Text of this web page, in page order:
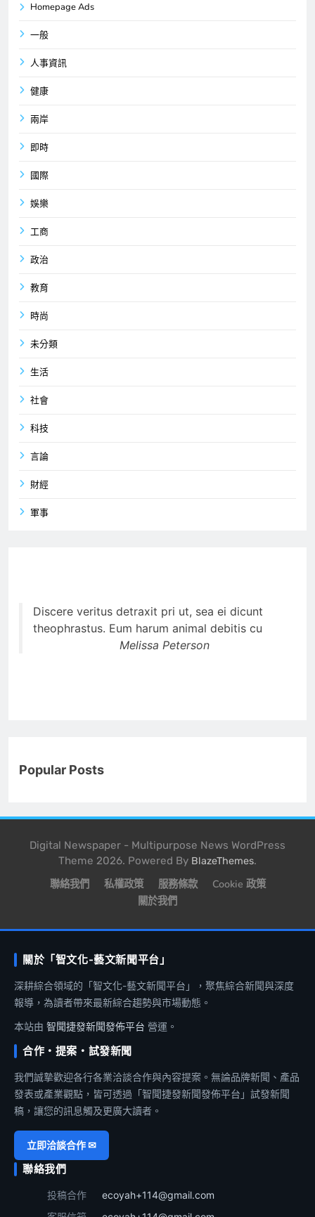
Homepage Ads
一般
人事資訊
健康
兩岸
即時
國際
娛樂
工商
政治
教育
時尚
未分類
生活
社會
科技
言論
財經
軍事
Discere veritus detraxit pri ut, sea ei dicunt
theophrastus. Eum harum animal debitis cu
Melissa Peterson
Popular Posts
Digital Newspaper - Multipurpose News WordPress
Theme 2026. Powered By BlazeThemes.
聯絡我們 私權政策 服務條款
Cookie 政策
關於我們
關於「智文化-藝文新聞平台」
深耕綜合領域的「智文化-藝文新聞平台」，聚焦綜合新聞與深度
報導，為讀者帶來最新綜合趨勢與市場動態。
本站由 智聞捷發新聞發佈平台 營運。
合作・提案・試發新聞
我們誠摯歡迎各行各業洽談合作與內容提案。無論品牌新聞、產品
發表或產業觀點，皆可透過「智聞捷發新聞發佈平台」試發新聞
稿，讓您的訊息觸及更廣大讀者。
立即洽談合作 ✉
聯絡我們
投稿合作
ecoyah+114@gmail.com